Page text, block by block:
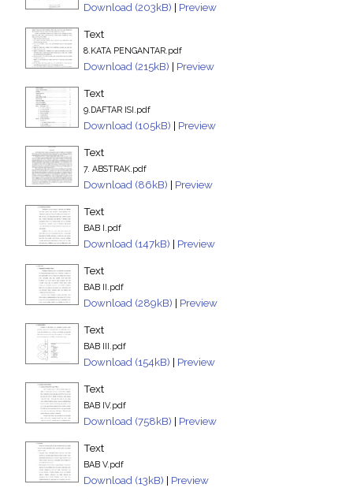
Download (203kB) | Preview
Text
8.KATA PENGANTAR.pdf
Download (215kB) | Preview
Text
9.DAFTAR ISI.pdf
Download (105kB) | Preview
Text
7. ABSTRAK.pdf
Download (86kB) | Preview
Text
BAB I.pdf
Download (147kB) | Preview
Text
BAB II.pdf
Download (289kB) | Preview
Text
BAB III.pdf
Download (154kB) | Preview
Text
BAB IV.pdf
Download (758kB) | Preview
Text
BAB V.pdf
Download (13kB) | Preview